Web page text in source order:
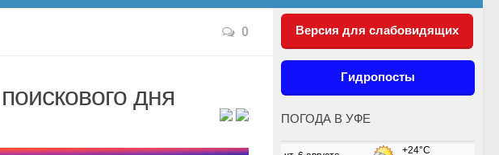
0
дня
Версия для слабовидящих
Гидропосты
ПОГОДА В УФЕ